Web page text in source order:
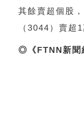
其餘賣超個股
（ 3044 ）賣超 1
◎《 FTNN 新聞